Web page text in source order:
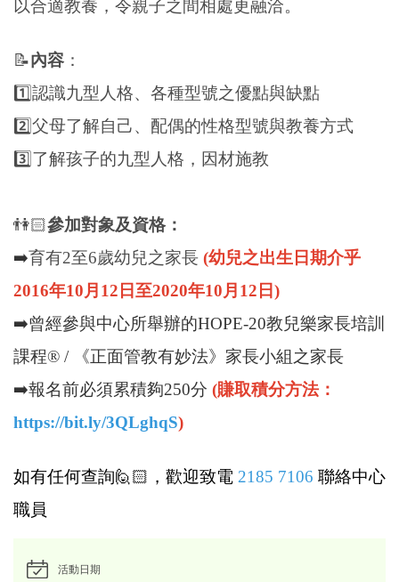
以合適教養，令親子之間相處更融洽。
📝內容 ：
1️⃣認識九型人格、各種型號之優點與缺點
2️⃣父母了解自己、配偶的性格型號與教養方式
3️⃣了解孩子的九型人格，因材施教
👫🏻參加對象及資格：
➡️育有2至6歲幼兒之家長 (幼兒之出生日期介乎
2016年10月12日至2020年10月12日)
➡️曾經參與中心所舉辦的HOPE-20教兒樂家長培訓
課程® / 《正面管教有妙法》家長小組之家長
➡️報名前必須累積夠250分 (賺取積分方法：
https://bit.ly/3QLghqS)
如有任何查詢🙋🏻 ，歡迎致電 2185 7106 聯絡中心
職員
活動日期